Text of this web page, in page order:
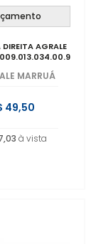
AGRALE
MARRUÁ
49,50
à vista